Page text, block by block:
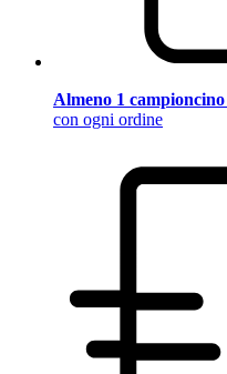
Almeno 1
con ogni ordine